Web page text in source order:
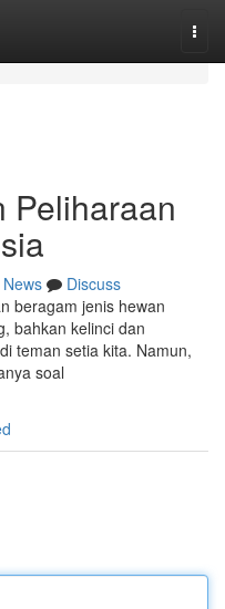
Peliharaan
News
Discuss
beragam jenis hewan
bahkan kelinci dan
teman setia kita. Namun,
soal